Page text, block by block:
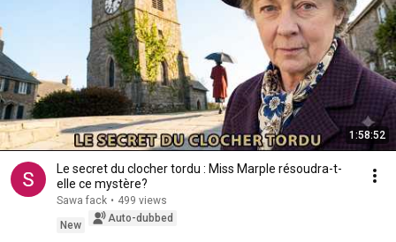
1:58:52
Le secret du clocher tordu : Miss Marple résoudra-t-
elle ce mystère?
Sawa fack • 499 views
New
Auto-dubbed